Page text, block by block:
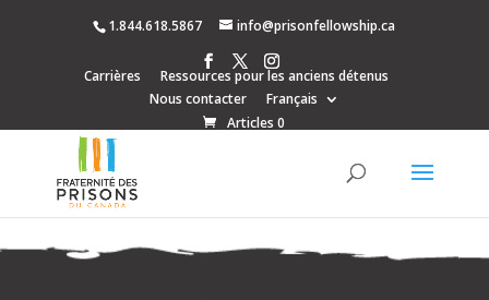
1.844.618.5867 info@prisonfellowship.ca
Carrières
Ressources pour les anciens détenus
Nous contacter
Français
Articles 0